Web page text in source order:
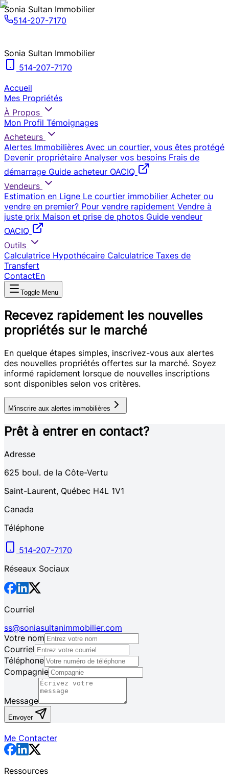
Sonia Sultan Immobilier
514-207-7170
Sonia Sultan Immobilier
514-207-7170
Accueil
Mes Propriétés
À Propos
Mon Profil Témoignages
Acheteurs
Alertes Immobilières Avec un courtier, vous êtes protégé
Devenir propriétaire Analyser vos besoins Frais de
démarrage Guide acheteur OACIQ
Vendeurs
Estimation en Ligne Le courtier immobilier Acheter ou
vendre en premier? Pour vendre rapidement Vendre à
juste prix Maison et prise de photos Guide vendeur
OACIQ
Outils
Calculatrice Hypothécaire Calculatrice Taxes de
Transfert
ContactEn
Toggle Menu
Recevez rapidement les nouvelles
propriétés sur le marché
En quelque étapes simples, inscrivez-vous aux alertes
des nouvelles propriétés offertes sur la marché. Soyez
informé rapidement lorsque de nouvelles inscriptions
sont disponibles selon vos critères.
M'inscrire aux alertes immobilières
Prêt à entrer en contact?
Adresse
625 boul. de la Côte-Vertu
Saint-Laurent, Québec H4L 1V1
Canada
Téléphone
514-207-7170
Réseaux Sociaux
Courriel
ss@soniasultanimmobilier.com
Votre nom
Courriel
Téléphone
Compagnie
Message
Envoyer
Me Contacter
Ressources